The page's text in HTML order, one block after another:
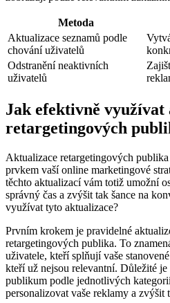
Metoda
Aktualizace seznamů podle
chování uživatelů
Odstranění neaktivních
uživatelů
Jak efektivně využívat
retargetingových
Aktualizace retargetingových
prvkem vaší online marketingové
těchto aktualizací vám totiž umožní
správný čas a zvýšit tak šance na
využívat tyto aktualizace?
Prvním krokem je pravidelné
retargetingových publika. To
uživatele, kteří splňují vaše
kteří už nejsou relevantní. Důležité je
publikum podle jednotlivých
personalizovat vaše reklamy a zvýšit